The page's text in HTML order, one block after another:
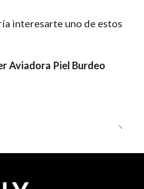
interesarte uno de estos
Aviadora Piel Burdeo